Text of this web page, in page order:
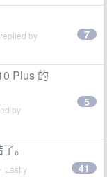
by 7
Plus 的
by
5
。
Lastly
41